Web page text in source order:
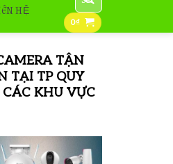
HỆ
for:
0₫
TẬN
TẠI TP QUY
KHU VỰC